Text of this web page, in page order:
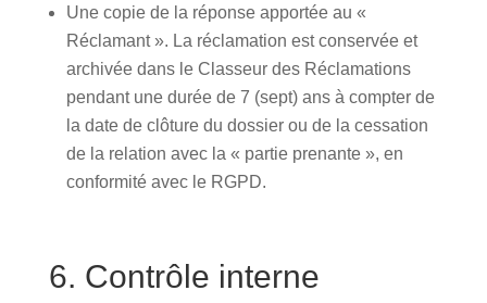
Une copie de la réponse apportée au «
Réclamant ». La réclamation est conservée et
archivée dans le Classeur des Réclamations
pendant une durée de 7 (sept) ans à compter de
la date de clôture du dossier ou de la cessation
de la relation avec la « partie prenante », en
conformité avec le RGPD.
6. Contrôle interne